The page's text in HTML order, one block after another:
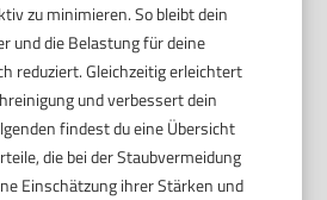
zu minimieren. So bleibt dein
und die Belastung für deine
reduziert. Gleichzeitig erleichtert
und verbessert dein
findest du eine Übersicht
die bei der Staubvermeidung
Einschätzung ihrer Stärken und